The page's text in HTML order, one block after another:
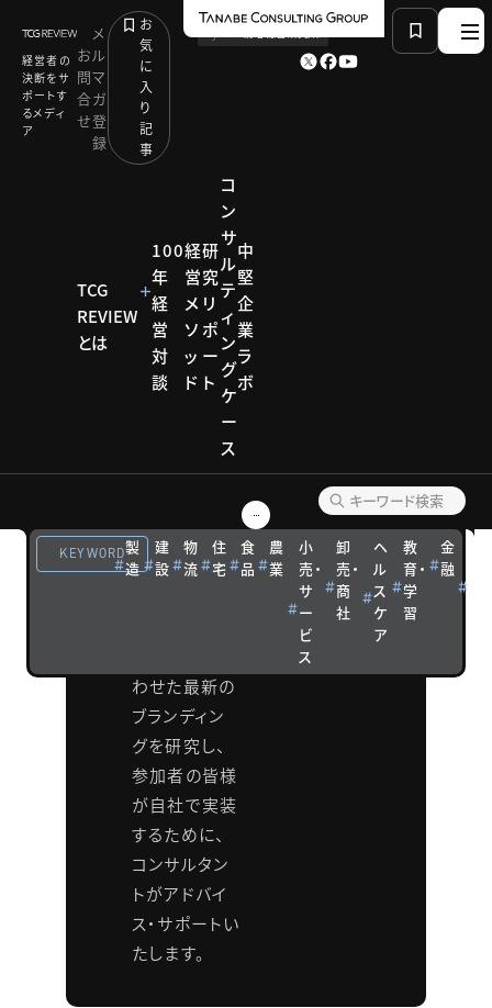
経営者の
決断をサ
ポートす
るメディ
ア
お
問
合
せ
メ
ル
マ
ガ
登
録
お
気
に
入
り
記
事
TCG
REVIEW
とは
100
年
経
営
対
談
経
営
メ
ソ
ッ
ド
研
究
リ
ポ
ー
ト
コ
ン
サ
ル
テ
ィ
ン
グ
ケ
ー
ス
中
堅
企
業
ラ
ボ
KEYWORD製
造
建
設
物
流
住
宅
食
品
農
業
小
売・
サ
ー
ビ
ス
卸
売・
商
社
ヘ
ル
ス
ケ
ア
教
育・
学
習
金
融
研究リポートナンバーワンブランド研究会
神戸牛の価値を伝える「語り部」を育成
研究リポー
ト
ナンバ
ーワン
ド研究
会
わせた最新の
ブランディン
グを研究し、
参加者の皆様
が自社で実装
するために、
コンサルタン
トがアドバイ
ス・サポートい
たします。